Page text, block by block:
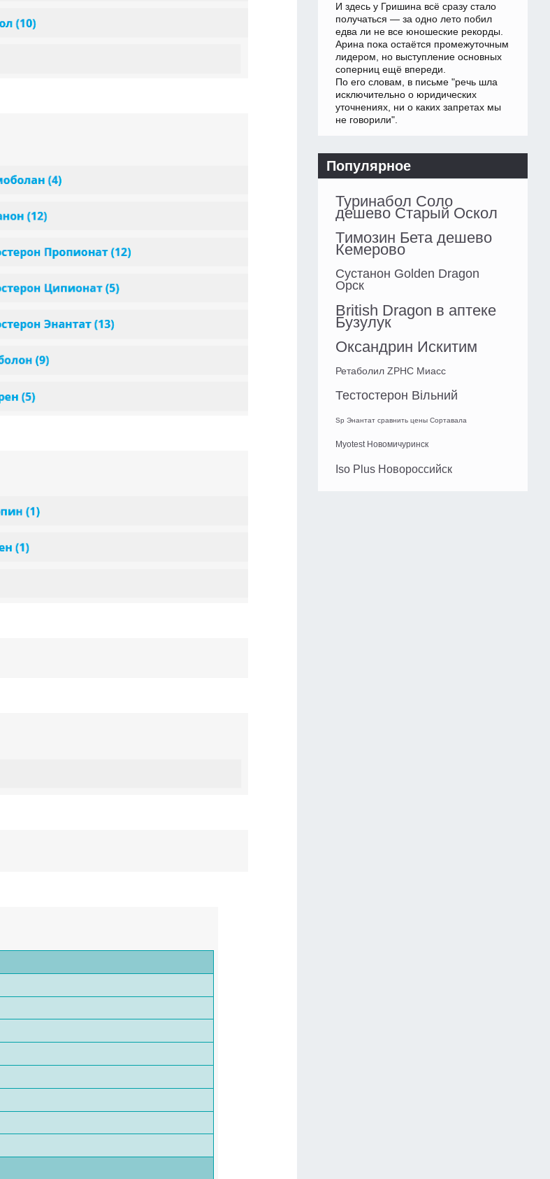
И здесь у Гришина всё сразу стало
получаться — за одно лето побил
едва ли не все юношеские рекорды.
Арина пока остаётся промежуточным
лидером, но выступление основных
соперниц ещё впереди.
По его словам, в письме "речь шла
исключительно о юридических
уточнениях, ни о каких запретах мы
не говорили".
Популярное
Туринабол Соло
дешево Старый Оскол
Tимозин Бета дешево
Кемерово
Сустанон Golden Dragon
Орск
British Dragon в аптеке
Бузулук
Оксандрин Искитим
Ретаболил ZPHC Миасс
Тестостерон Вільний
Sp Энантат сравнить цены Сортавала
Myotest Новомичуринск
Iso Plus Новороссийск